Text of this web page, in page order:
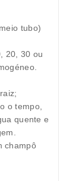
tubo)
20, 30 ou
o tempo,
quente e
champô